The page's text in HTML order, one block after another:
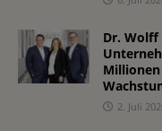
Dr. Wolff
2. Juli